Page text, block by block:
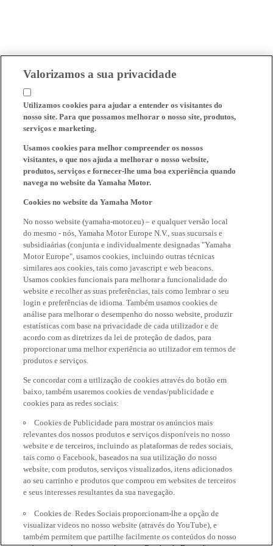
Valorizamos a sua privacidade
Utilizamos cookies para ajudar a entender os visitantes do
nosso site. Para que possamos melhorar o nosso site, produtos,
serviços e marketing.
Usamos cookies para melhor compreender os nossos
visitantes, o que nos ajuda a melhorar o nosso website,
produtos, serviços e fornecer-lhe uma boa experiência quando
navega no website da Yamaha Motor.
Cookies no website da Yamaha Motor
No nosso website (yamaha-motor.eu) – e qualquer versão local
do mesmo - nós, Yamaha Motor Europe N.V., suas sucursais e
subsidiaárias (conjunta e individualmente designadas "Yamaha
Motor Europe", usamos cookies, incluindo outras técnicas
similares aos cookies, tais como javascript e web beacons.
Usamos cookies funcionais para melhorar a funcionalidade do
website e recolher as suas preferências, tais como lembrar o seu
login e preferências de idioma. Também usamos cookies de
análise para melhorar o desempenho do nosso website, produzir
estatísticas com base na privacidade de cada utilizador e de
acordo com as diretrizes da lei de proteção de dados, para
proporcionar uma melhor experiência ao utilizador em termos de
produtos e serviços.
Se concordar com a utilização de cookies através do botão em
baixo, também usaremos cookies de vendas/publicidade e
cookies para as redes sociais:
Cookies de Publicidade para mostrar os anúncios mais
relevantes dos nossos produtos e serviços disponíveis no nosso
website e de terceiros, incluindo as plataformas de redes sociais,
tais como o Facebook, baseados na sua utilização do nosso
website, com produtos, serviços visualizados, itens adicionados
ao seu carrinho e produtos que comprou em websites de terceiros
e seus interesses resultantes da sua navegação.
Cookies de Redes Sociais proporcionam-lhe a opção de
visualizar videos no nosso website (através do YouTube), e
também permitem que partilhe facilmente os conteúdos do nosso